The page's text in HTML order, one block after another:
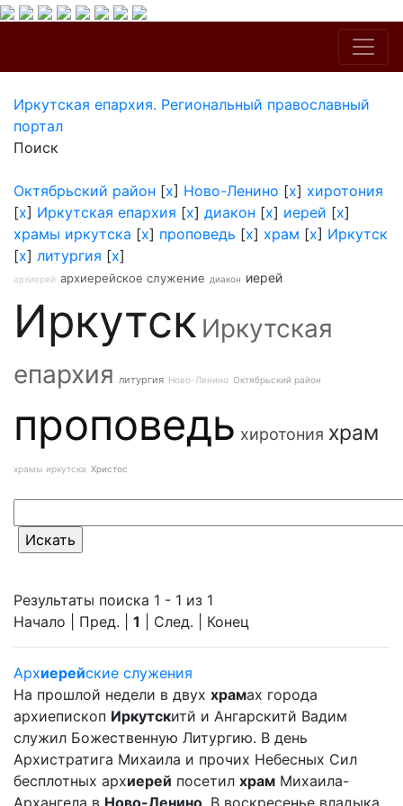
Иркутская епархия. Региональный православный
портал
Поиск
Октябрьский район [x] Ново-Ленино [x] хиротония
[x] Иркутская епархия [x] диакон [x] иерей [x]
храмы иркутска [x] проповедь [x] храм [x] Иркутск
[x] литургия [x]
архиерей архиерейское служение диакон иерей
Иркутск Иркутская
епархия литургия Ново-Ленино Октябрьский район
проповедь хиротония храм
храмы иркутска Христос
Результаты поиска 1 - 1 из 1
Начало | Пред. | 1 | След. | Конец
Архиерейские служения
На прошлой недели в двух храмах города
архиепископ Иркутскитй и Ангарскитй Вадим
служил Божественную Литургию. В день
Архистратига Михаила и прочих Небесных Сил
бесплотных архиерей посетил храм Михаила-
Архангела в Ново-Ленино . В воскресенье владыка